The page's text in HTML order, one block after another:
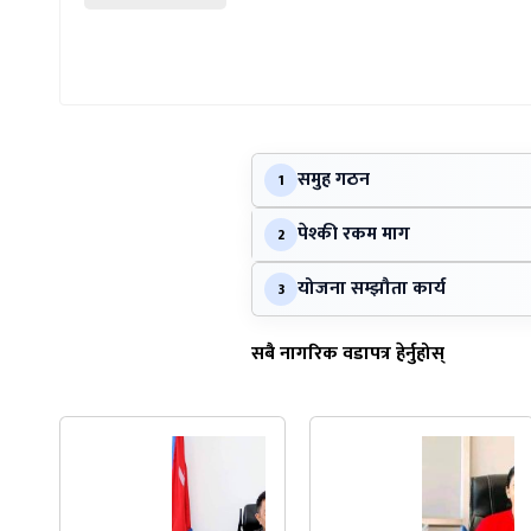
1 समुह गठन
2 पेश्की रकम माग
3 योजना सम्झौता कार्य
सबै नागरिक वडापत्र हेर्नुहोस्